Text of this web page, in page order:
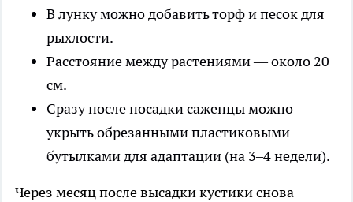
В лунку можно добавить торф и песок для
рыхлости.
Расстояние между растениями — около 20
см.
Сразу после посадки саженцы можно
укрыть обрезанными пластиковыми
бутылками для адаптации (на 3–4 недели).
Через месяц после высадки кустики снова